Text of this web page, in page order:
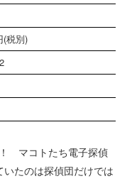
(税別)
マコトたち電子探偵
たのは探偵団だけでは